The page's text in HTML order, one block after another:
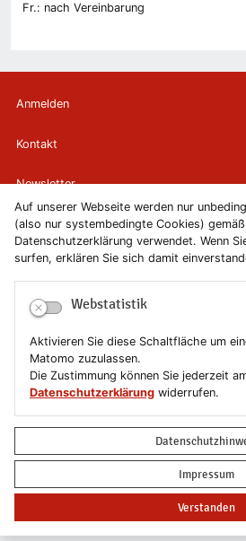
Auf unserer Webseite werden nur
(also nur systembedingte Cookies)
Datenschutzerklärung verwendet. Wenn
surfen, erklären Sie sich damit
Webstatistik
Aktivieren Sie diese Schaltfläche um
Matomo zuzulassen.
Die Zustimmung können Sie jederzeit
Datenschutzerklärung widerrufen.
Impressum
Verstanden
Fr.: nach Vereinbarung
Anmelden
Kontakt
Newsletter
Newsletterabmeldung
Impressum
Datenschutzerklärung
Erklärung zur Barrierefreiheit
Leichte Sprache